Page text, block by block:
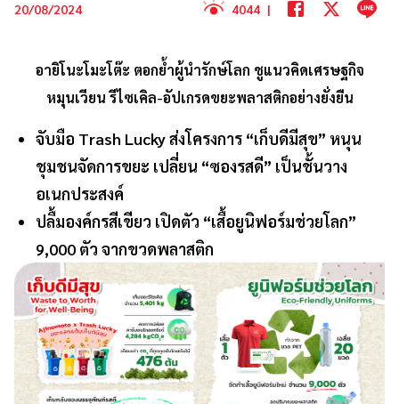
20/08/2024 4044 |
อายิโนะโมะโต๊ะ ตอกย้ำผู้นำรักษ์โลก ชูแนวคิดเศรษฐกิจ
หมุนเวียน รีไซเคิล-อัปเกรดขยะพลาสติกอย่างยั่งยืน
จับมือ Trash Lucky ส่งโครงการ “เก็บดีมีสุข” หนุน
ชุมชนจัดการขยะ เปลี่ยน “ซองรสดี” เป็นชั้นวาง
อเนกประสงค์
ปลื้มองค์กรสีเขียว เปิดตัว “เสื้อยูนิฟอร์มช่วยโลก”
9,000 ตัว จากขวดพลาสติก